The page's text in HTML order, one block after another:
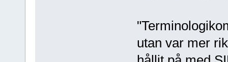
utan var mer